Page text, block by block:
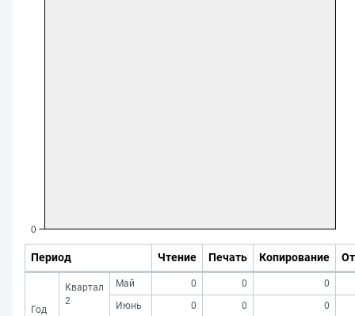
Период Чтение Печать Копирование
Год
Квартал
2
Май 0 0
0
Июнь
0 0 0